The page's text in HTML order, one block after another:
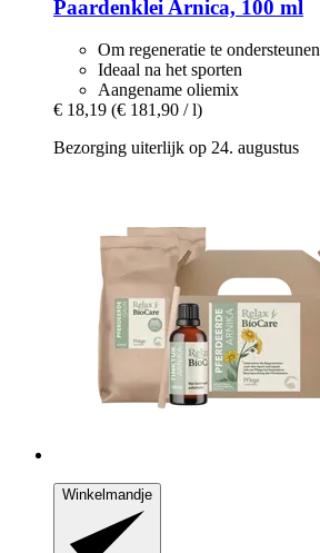
Paardenklei Arnica, 100 ml
Om regeneratie te ondersteunen
Ideaal na het sporten
Aangename oliemix
€ 18,19 (€ 181,90 / l)
Bezorging uiterlijk op 24. augustus
Winkelmandje